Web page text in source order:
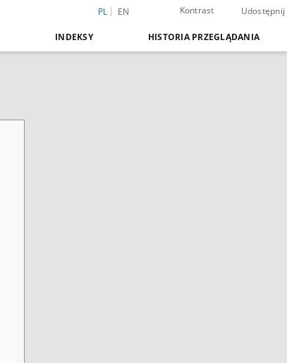
PL EN Kontrast Udostępnij
INDEKSY HISTORIA PRZEGLĄDANIA